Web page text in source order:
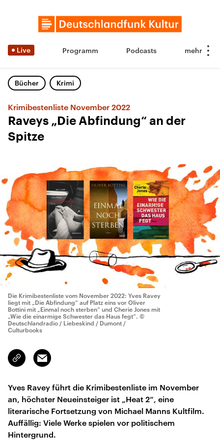
Live Programm Podcasts
Bücher Krimi
Krimibestenliste November 2022
Raveys „Die Abfindung“ an der
Spitze
Die Krimibestenliste vom November 2022: Yves Ravey
liegt mit „Die Abfindung“ auf Platz eins vor Oliver
Bottini mit „Einmal noch sterben“ und Cherie Jones mit
„Wie die einarmige Schwester das Haus fegt“. ©
Deutschlandradio / Liebeskind / Dumont /
Culturbooks
Link
kopieren/teilen
Email
Yves Ravey führt die Krimibestenliste im November
an, höchster Neueinsteiger ist „Heat 2“, eine
literarische Fortsetzung von Michael Manns Kultfilm.
Auffällig: Viele Werke spielen vor politischem
Hintergrund.